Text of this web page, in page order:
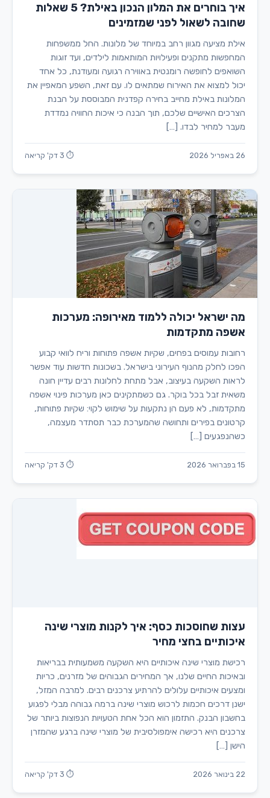
איך בוחרים את המלון הנכון באילת? 5 שאלות
שחובה לשאול לפני שמזמינים
אילת מציעה מגוון רחב במיוחד של מלונות. החל ממשפחות
המחפשות מתקנים ופעילויות המותאמות לילדים, ועד זוגות
השואפים לחופשה רומנטית באווירה רגועה ומעודנת, כל אחד
יכול למצוא את האירוח שמתאים לו. עם זאת, השפע המאפיין את
המלונות באילת מחייב בחירה קפדנית המבוססת על הבנת
הצרכים האישיים שלכם, תוך הבנה כי איכות החוויה נמדדת
מעבר למחיר לבדו. […]
26 באפריל 2026 ⏱ 3 דק' קריאה
מה ישראל יכולה ללמוד מאירופה: מערכות
אשפה מתקדמות
רחובות עמוסים בפחים, שקיות אשפה פתוחות וריח לוואי קבוע
הפכו לחלק מהנוף העירוני בישראל. בשכונות חדשות עוד אפשר
לראות השקעה בעיצוב, אבל מתחת לחלונות רבים עדיין חונה
משאית זבל בכל בוקר. גם כשמתקינים כאן מערכות פינוי אשפה
מתקדמות, לא פעם הן נתקעות על שימוש לקוי: שקיות פתוחות,
קרטונים בפירים ותחושה שהמערכת כבר תסתדר מעצמה,
כשהנפגעים […]
15 בפברואר 2026 ⏱ 3 דק' קריאה
עצות שחוסכות כסף: איך לקנות מוצרי שינה
איכותיים בחצי מחיר
רכישת מוצרי שינה איכותיים היא השקעה משמעותית בבריאות
ובאיכות החיים שלנו, אך המחירים הגבוהים של מזרנים, כריות
ומצעים איכותיים עלולים להרתיע צרכנים רבים. למרבה המזל,
ישנן דרכים חכמות לרכוש מוצרי שינה ברמה גבוהה מבלי לפגוע
בחשבון הבנק. התזמון הוא הכל אחת הטעויות הנפוצות ביותר של
צרכנים היא רכישה אימפולסיבית של מוצרי שינה ברגע שהמזרן
הישן […]
22 בינואר 2026 ⏱ 3 דק' קריאה